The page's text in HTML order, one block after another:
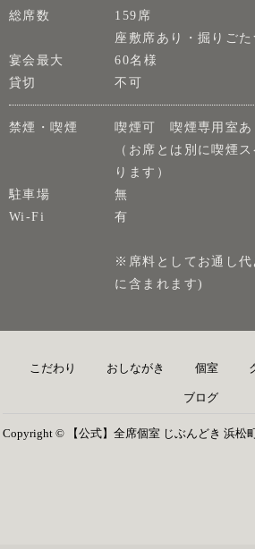
総席数
159席
座敷席あり・掘りご
宴会最大
60名様
貸切
不可
禁煙・喫煙
喫煙可 喫煙専用室あ
（お席とは別に喫煙
ります）
駐車場
無
Wi-Fi
有
※席料としてお通し
に含まれます)
こだわり おしながき 個室
ブログ
Copyright © 【公式】全席個室 じぶんどき 浜松